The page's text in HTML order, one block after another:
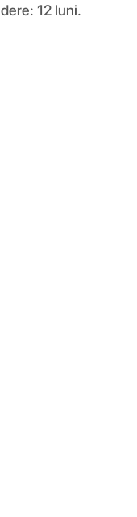
12 luni.